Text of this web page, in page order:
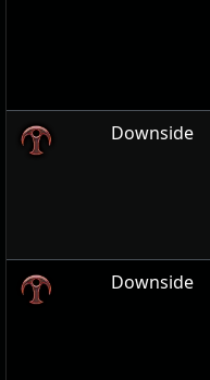
Downside
Downside